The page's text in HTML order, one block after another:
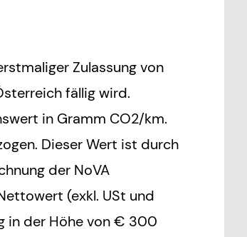
Zulassung von
fällig wird.
in Gramm CO2/km.
Dieser Wert ist durch
der NoVA
(exkl. USt und
in der Höhe von € 300